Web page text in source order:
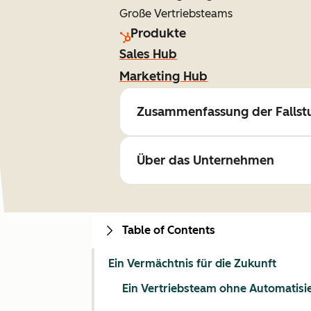
Große Vertriebsteams
Produkte
Sales Hub
Marketing Hub
Zusammenfassung der
Über das Unternehmen
Table of Contents
Ein Vermächtnis für die Zukunft
Ein Vertriebsteam ohne